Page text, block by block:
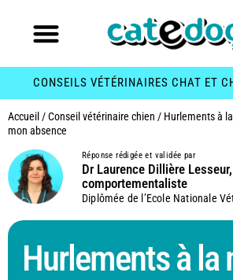
CONSEILS VÉTÉRINAIRES CHAT ET
Accueil /Conseil vétérinaire chien / Hurlements à
mon absence
Réponse rédigée et validée par
Dr Laurence Dillière
comportementaliste
Diplômée de l’Ecole Nationale
Hurlements à la